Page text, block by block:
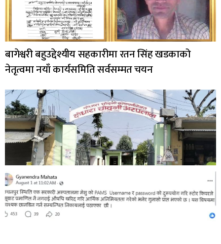
बागेश्वरी बहुउद्देश्यीय सहकारीमा रतन सिंह खडकाको
नेतृत्वमा नयाँ कार्यसमिति सर्वसम्मत चयन